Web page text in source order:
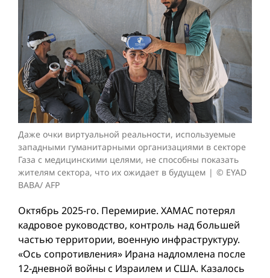
Даже очки виртуальной реальности, используемые
западными гуманитарными организациями в секторе
Газа с медицинскими целями, не способны показать
жителям сектора, что их ожидает в будущем
© EYAD
BABA/ AFP
Октябрь 2025-го. Перемирие. ХАМАС потерял
кадровое руководство, контроль над большей
частью территории, военную инфраструктуру.
«Ось сопротивления» Ирана надломлена после
12-дневной вой­ны с Израилем и США. Казалось